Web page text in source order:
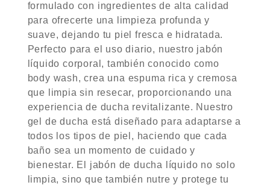
formulado con ingredientes de alta calidad
para ofrecerte una limpieza profunda y
suave, dejando tu piel fresca e hidratada.
Perfecto para el uso diario, nuestro jabón
líquido corporal, también conocido como
body wash, crea una espuma rica y cremosa
que limpia sin resecar, proporcionando una
experiencia de ducha revitalizante. Nuestro
gel de ducha está diseñado para adaptarse a
todos los tipos de piel, haciendo que cada
baño sea un momento de cuidado y
bienestar. El jabón de ducha líquido no solo
limpia, sino que también nutre y protege tu